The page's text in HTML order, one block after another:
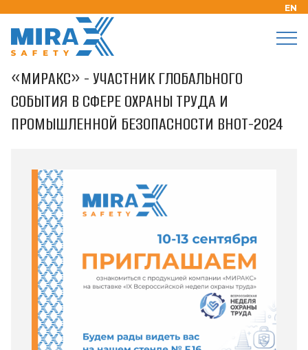
EN
вн
вос
сфере охраны труда и промышленной
безопасности ВНОТ-2024
«МИРАКС» - УЧАСТНИК ГЛОБАЛЬНОГО
СОБЫТИЯ В СФЕРЕ ОХРАНЫ ТРУДА И
ПРОМЫШЛЕННОЙ БЕЗОПАСНОСТИ ВНОТ-2024